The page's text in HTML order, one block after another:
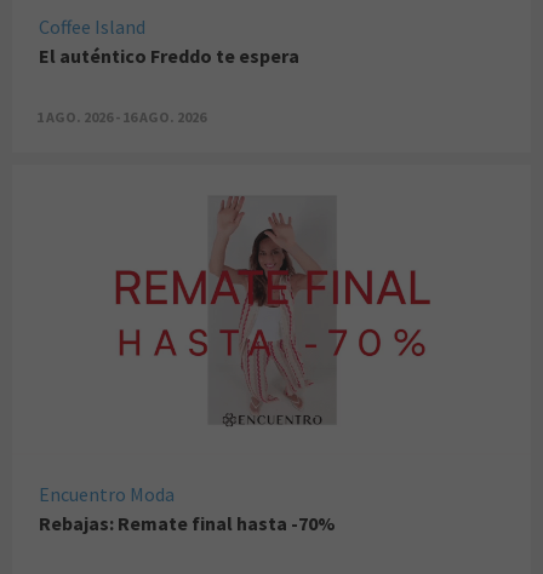
Coffee Island
El auténtico Freddo te espera
1 AGO. 2026 - 16 AGO. 2026
Encuentro Moda
Rebajas: Remate final hasta -70%